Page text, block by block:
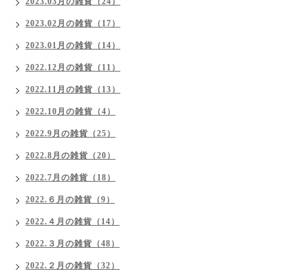
2023.02月の雑貨（17）
2023.01月の雑貨（14）
2022.12月の雑貨（11）
2022.11月の雑貨（13）
2022.10月の雑貨（4）
2022.9月の雑貨（25）
2022.8月の雑貨（20）
2022.7月の雑貨（18）
2022.６月の雑貨（9）
2022.４月の雑貨（14）
2022.３月の雑貨（48）
2022.２月の雑貨（32）